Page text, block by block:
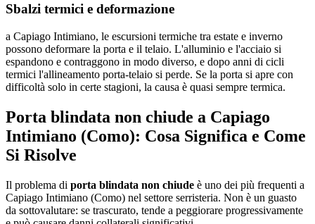
Sbalzi termici e deformazione
a Capiago Intimiano, le escursioni termiche tra estate e inverno
possono deformare la porta e il telaio. L'alluminio e l'acciaio si
espandono e contraggono in modo diverso, e dopo anni di cicli
termici l'allineamento porta-telaio si perde. Se la porta si apre con
difficoltà solo in certe stagioni, la causa è quasi sempre termica.
Porta blindata non chiude a Capiago
Intimiano (Como): Cosa Significa e Come
Si Risolve
Il problema di porta blindata non chiude è uno dei più frequenti a
Capiago Intimiano (Como) nel settore serristeria. Non è un guasto
da sottovalutare: se trascurato, tende a peggiorare progressivamente